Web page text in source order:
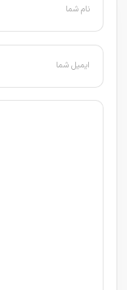
نام شما
ایمیل شما